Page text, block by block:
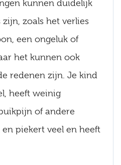
kunnen duidelijk
zijn, zoals het verlies
een ongeluk of
het kunnen ook
redenen zijn. Je kind
heeft weinig
of andere
piekert veel en heeft